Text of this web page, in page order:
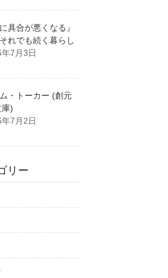
に具合が悪くなる』
れでも続く暮らし
7月3日
・トーカー (創元
)
7月2日
リー